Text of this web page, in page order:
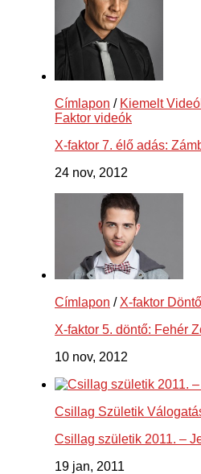
Címlapon / Kiemelt
Faktor videók
X-faktor 7. élő adás:
24 nov, 2012
Címlapon / X-faktor Döntő
X-faktor 5. döntő: Fehér
10 nov, 2012
Csillag Születik
Csillag születik 2011. –
19 jan, 2011